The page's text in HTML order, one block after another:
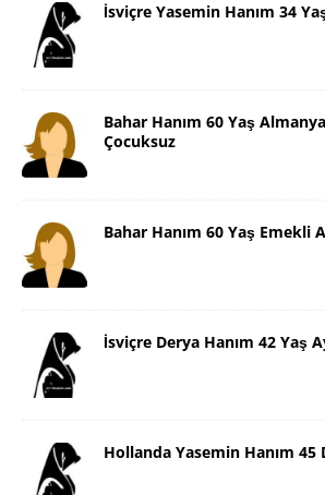
İsviçre Yasemin Hanım 34
Bahar Hanım 60 Yaş
Çocuksuz
Bahar Hanım 60 Yaş Emekli
İsviçre Derya Hanım 42 Yaş
Hollanda Yasemin Hanım 45